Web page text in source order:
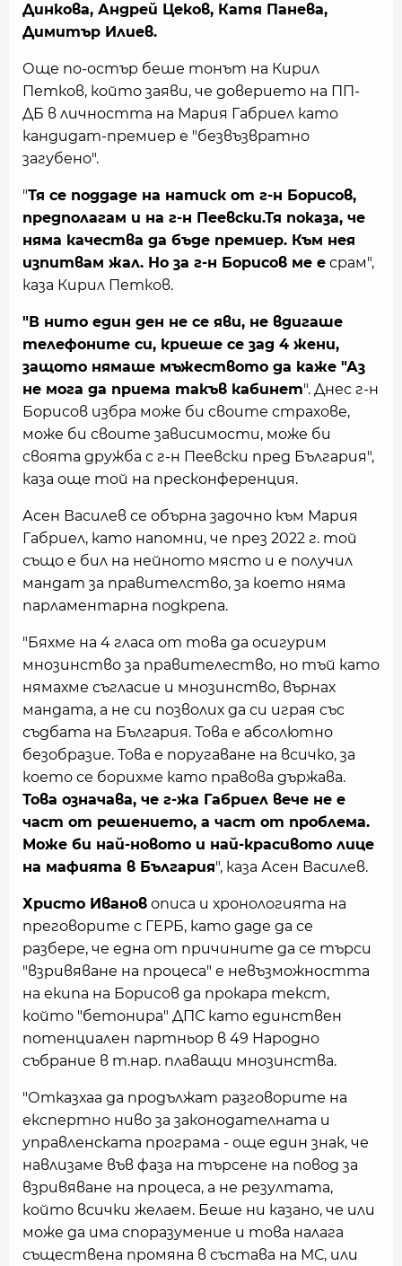
Динкова, Андрей Цеков, Катя Панева,
Димитър Илиев.
Още по-остър беше тонът на Кирил
Петков, който заяви, че доверието на ПП-
ДБ в личността на Мария Габриел като
кандидат-премиер е "безвъзвратно
загубено".
"Тя се поддаде на натиск от г-н Борисов,
предполагам и на г-н Пеевски.Тя показа, че
няма качества да бъде премиер. Към нея
изпитвам жал. Но за г-н Борисов ме е срам",
каза Кирил Петков.
"В нито един ден не се яви, не вдигаше
телефоните си, криеше се зад 4 жени,
защото нямаше мъжеството да каже "Аз
не мога да приема такъв кабинет". Днес г-н
Борисов избра може би своите страхове,
може би своите зависимости, може би
своята дружба с г-н Пеевски пред България",
каза още той на пресконференция.
Асен Василев се обърна задочно към Мария
Габриел, като напомни, че през 2022 г. той
също е бил на нейното място и е получил
мандат за правителство, за което няма
парламентарна подкрепа.
"Бяхме на 4 гласа от това да осигурим
мнозинство за правителество, но тъй като
нямахме съгласие и мнозинство, върнах
мандата, а не си позволих да си играя със
съдбата на България. Това е абсолютно
безобразие. Това е поругаване на всичко, за
което се борихме като правова държава.
Това означава, че г-жа Габриел вече не е
част от решението, а част от проблема.
Може би най-новото и най-красивото лице
на мафията в България", каза Асен Василев.
Христо Иванов описа и хронологията на
преговорите с ГЕРБ, като даде да се
разбере, че една от причините да се търси
"взривяване на процеса" е невъзможността
на екипа на Борисов да прокара текст,
който "бетонира" ДПС като единствен
потенциален партньор в 49 Народно
събрание в т.нар. плаващи мнозинства.
"Отказхаа да продължат разговорите на
експертно ниво за законодателната и
управленската програма - още един знак, че
навлизаме във фаза на търсене на повод за
взривяване на процеса, а не резултата,
който всички желаем. Беше ни казано, че или
може да има споразумение и това налага
съществена промяна в състава на МС, или